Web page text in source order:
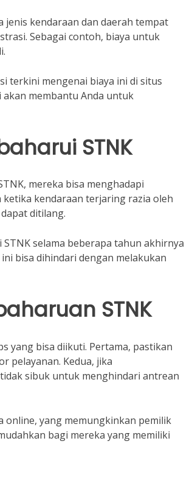
kendaraan dan daerah tempat
Sebagai contoh, biaya untuk
terkini mengenai biaya ini di situs
membantu Anda untuk
STNK
mereka bisa menghadapi
ketika kendaraan terjaring razia oleh
ditilang.
selama beberapa tahun akhirnya
bisa dihindari dengan melakukan
STNK
yang bisa diikuti. Pertama, pastikan
pelayanan. Kedua, jika
sibuk untuk menghindari antrean
online, yang memungkinkan pemilik
bagi mereka yang memiliki